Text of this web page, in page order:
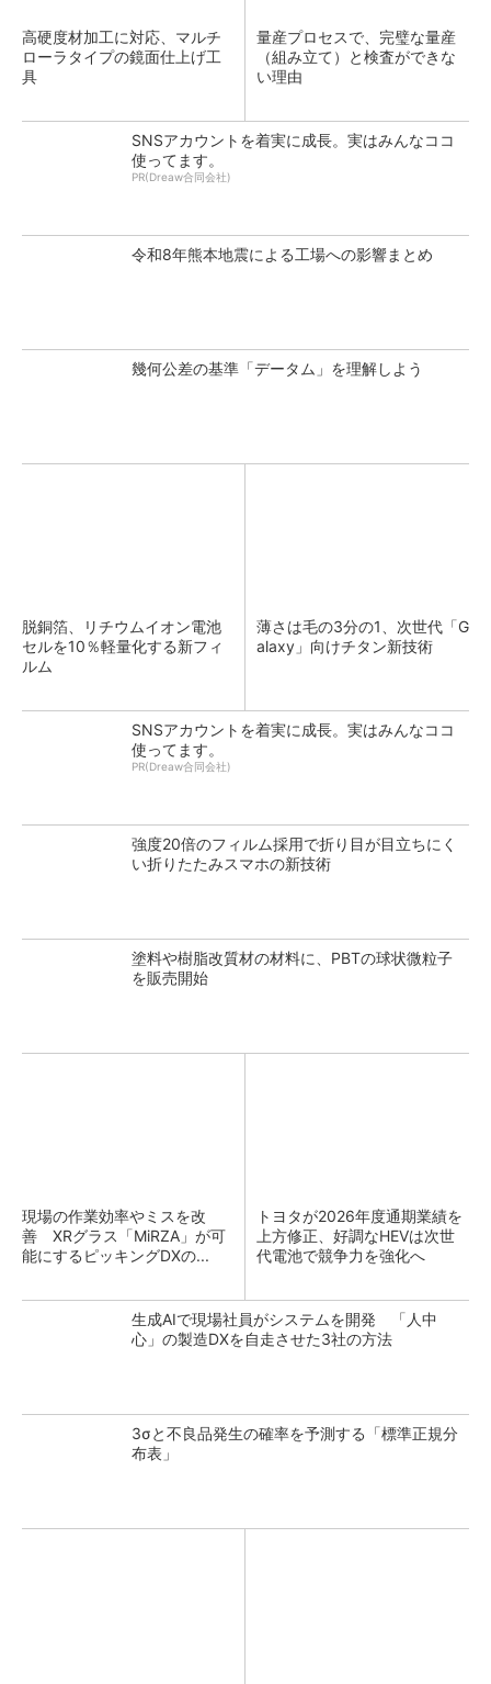
高硬度材加工に対応、マルチ
ローラタイプの鏡面仕上げ工
具
量産プロセスで、完璧な量産
（組み立て）と検査ができな
い理由
SNSアカウントを着実に成長。実はみんなココ
使ってます。
PR(Dreaw合同会社)
令和8年熊本地震による工場への影響まとめ
幾何公差の基準「データム」を理解しよう
脱銅箔、リチウムイオン電池
セルを10％軽量化する新フィ
ルム
薄さは毛の3分の1、次世代「G
alaxy」向けチタン新技術
SNSアカウントを着実に成長。実はみんなココ
使ってます。
PR(Dreaw合同会社)
強度20倍のフィルム採用で折り目が目立ちにく
い折りたたみスマホの新技術
塗料や樹脂改質材の材料に、PBTの球状微粒子
を販売開始
現場の作業効率やミスを改
善 XRグラス「MiRZA」が可
能にするピッキングDXの...
トヨタが2026年度通期業績を
上方修正、好調なHEVは次世
代電池で競争力を強化へ
生成AIで現場社員がシステムを開発 「人中
心」の製造DXを自走させた3社の方法
3σと不良品発生の確率を予測する「標準正規分
布表」